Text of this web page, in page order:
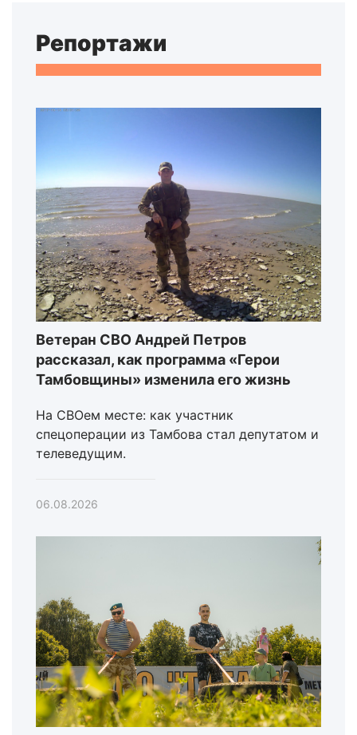
Репортажи
Ветеран СВО Андрей Петров
рассказал, как программа «Герои
Тамбовщины» изменила его жизнь
На СВОем месте: как участник
спецоперации из Тамбова стал депутатом и
телеведущим.
06.08.2026